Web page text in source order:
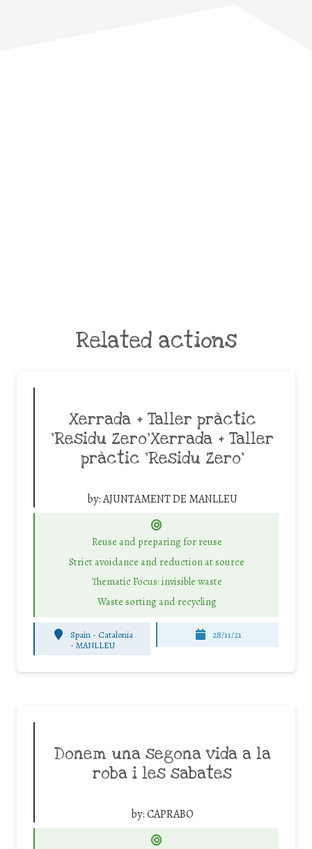
Related actions
Xerrada + Taller pràctic
‘Residu Zero’Xerrada + Taller
pràctic ‘Residu Zero’
by:AJUNTAMENT DE MANLLEU
Reuse and preparing for reuse
Strict avoidance and reduction at source
Thematic Focus: invisible waste
Waste sorting and recycling
Spain - Catalonia
- MANLLEU
28/11/21
Donem una segona vida a la
roba i les sabates
by:CAPRABO